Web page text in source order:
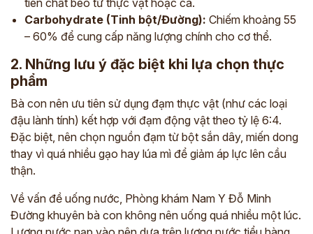
tiên chất béo từ thực vật hoặc cá.
Carbohydrate (Tinh bột/Đường): Chiếm khoảng 55
– 60% để cung cấp năng lượng chính cho cơ thể.
2. Những lưu ý đặc biệt khi lựa chọn thực
phẩm
Bà con nên ưu tiên sử dụng đạm thực vật (như các loại
đậu lành tính) kết hợp với đạm động vật theo tỷ lệ 6:4.
Đặc biệt, nên chọn nguồn đạm từ bột sắn dây, miến dong
thay vì quá nhiều gạo hay lúa mì để giảm áp lực lên cầu
thận.
Về vấn đề uống nước, Phòng khám Nam Y Đỗ Minh
Đường khuyên bà con không nên uống quá nhiều một lúc.